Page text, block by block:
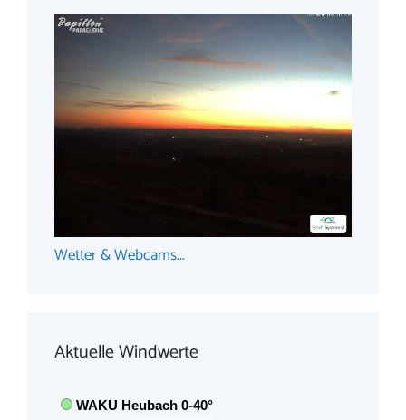
Wetter & Webcams...
Aktuelle Windwerte